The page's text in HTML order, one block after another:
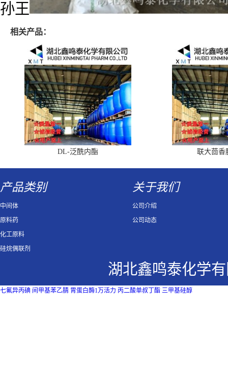
孙王
相关产品：
DL-泛酰内酯 联大茴香
产品类别
中间体
原料药
化工原料
硅烷偶联剂
关于我们
公司介绍
公司动态
湖北鑫鸣泰化学
七氟异丙碘 间甲基苯乙腈 胃蛋白酶1万活力 丙二酸单叔丁酯 三甲基硅醇